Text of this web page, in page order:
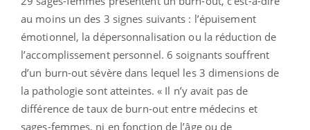
au moins un des 3 signes suivants : l’épuisement
émotionnel, la dépersonnalisation ou la réduction de
l’accomplissement personnel. 6 soignants souffrent
d’un burn-out sévère dans lequel les 3 dimensions de
la pathologie sont atteintes. « Il n’y avait pas de
différence de taux de burn-out entre médecins et
sages-femmes, ni en fonction de l’âge ou de